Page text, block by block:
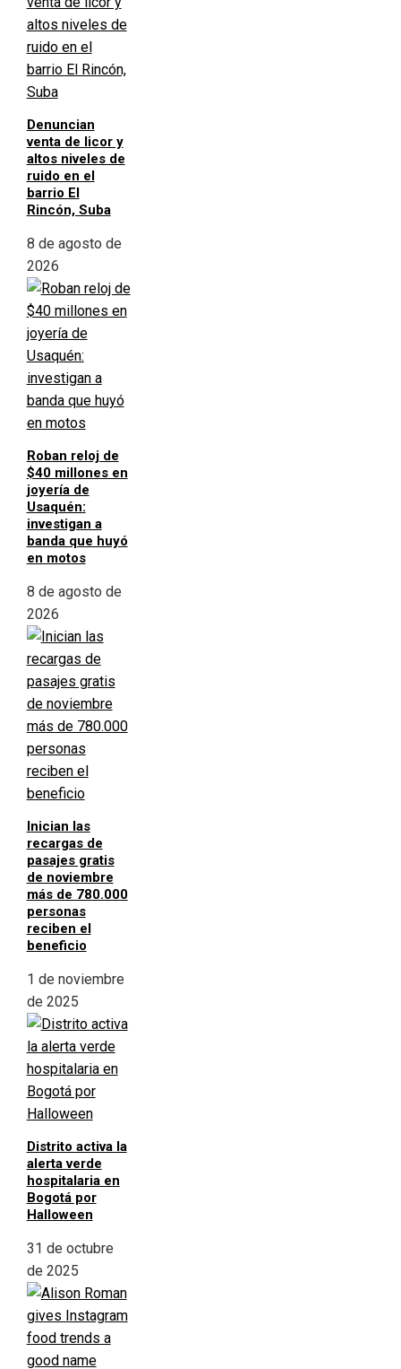
Denuncian
venta de licor y
altos niveles de
ruido en el
barrio El
Rincón, Suba
8 de agosto de
2026
Roban reloj de
$40 millones en
joyería de
Usaquén:
investigan a
banda que huyó
en motos
8 de agosto de
2026
Inician las
recargas de
pasajes gratis
de noviembre
más de 780.000
personas
reciben el
beneficio
1 de noviembre
de 2025
Distrito activa la
alerta verde
hospitalaria en
Bogotá por
Halloween
31 de octubre
de 2025